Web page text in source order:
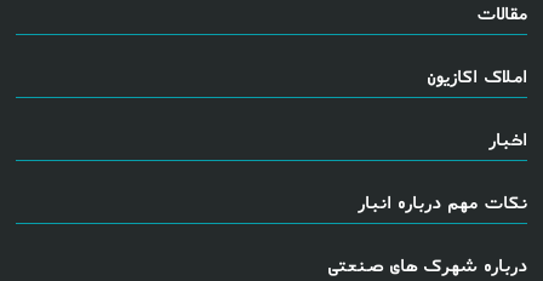
مقالات
املاک اکازیون
اخبار
نکات مهم درباره انبار
درباره شهرک های صنعتی